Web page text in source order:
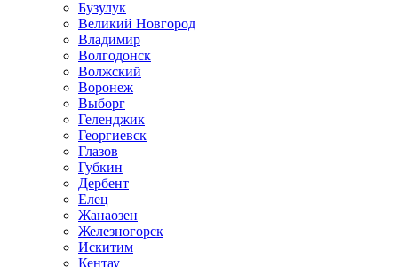
Бузулук
Великий Новгород
Владимир
Волгодонск
Волжский
Воронеж
Выборг
Геленджик
Георгиевск
Глазов
Губкин
Дербент
Елец
Жанаозен
Железногорск
Искитим
Кентау